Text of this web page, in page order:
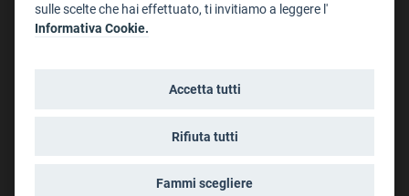
Struttura di riferimento
sulle scelte che hai effettuato, ti invitiamo a leggere l'
Informativa Cookie.
Accetta tutti
Rifiuta tutti
Fammi scegliere